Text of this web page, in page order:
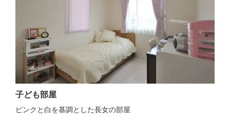
子ども部屋
ピンクと白を基調とした長女の部屋